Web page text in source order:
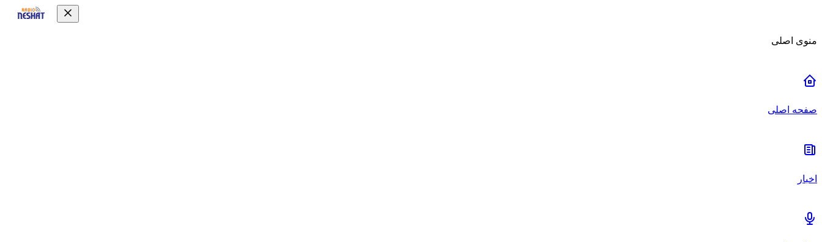
منوی اصلی
صفحه اصلی
اخبار